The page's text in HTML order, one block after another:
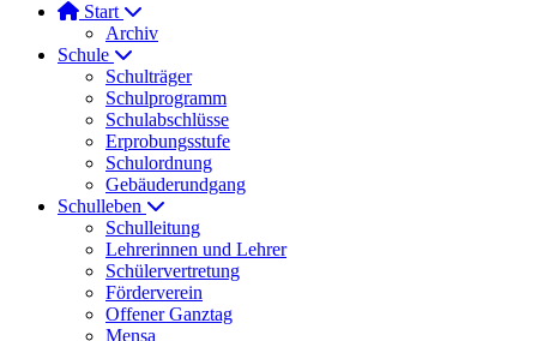
Start
Archiv
Schule
Schulträger
Schulprogramm
Schulabschlüsse
Erprobungsstufe
Schulordnung
Gebäuderundgang
Schulleben
Schulleitung
Lehrerinnen und Lehrer
Schülervertretung
Förderverein
Offener Ganztag
Mensa